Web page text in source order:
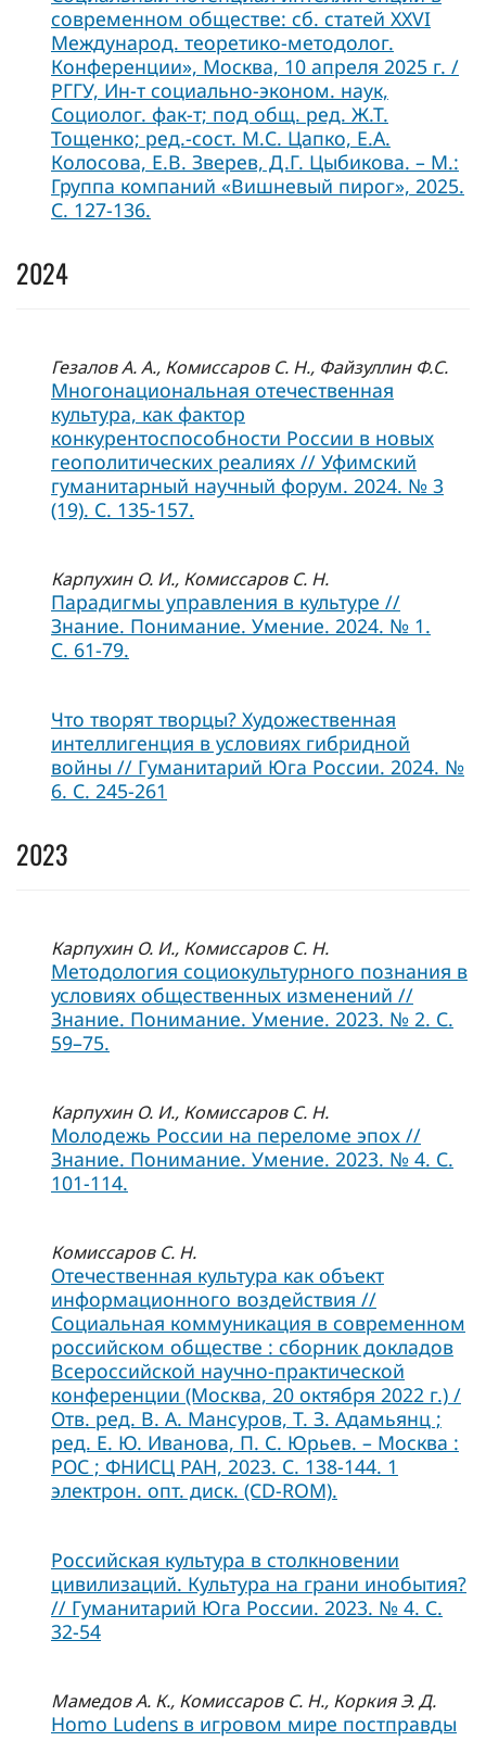
современном обществе: сб. статей XXVI
Международ. теоретико-методолог.
Конференции», Москва, 10 апреля 2025 г. /
РГГУ, Ин-т социально-эконом. наук,
Социолог. фак-т; под общ. ред. Ж.Т.
Тощенко; ред.-сост. М.С. Цапко, Е.А.
Колосова, Е.В. Зверев, Д.Г. Цыбикова. – М.:
Группа компаний «Вишневый пирог», 2025.
С. 127-136.
2024
Гезалов А. А., Комиссаров С. Н., Файзуллин Ф.С.
Многонациональная отечественная
культура, как фактор
конкурентоспособности России в новых
геополитических реалиях // Уфимский
гуманитарный научный форум. 2024. № 3
(19). С. 135-157.
Карпухин О. И., Комиссаров С. Н.
Парадигмы управления в культуре //
Знание. Понимание. Умение. 2024. № 1.
С. 61-79.
Что творят творцы? Художественная
интеллигенция в условиях гибридной
войны // Гуманитарий Юга России. 2024. №
6. С. 245-261
2023
Карпухин О. И., Комиссаров С. Н.
Методология социокультурного познания в
условиях общественных изменений //
Знание. Понимание. Умение. 2023. № 2. С.
59–75.
Карпухин О. И., Комиссаров С. Н.
Молодежь России на переломе эпох //
Знание. Понимание. Умение. 2023. № 4. С.
101-114.
Комиссаров С. Н.
Отечественная культура как объект
информационного воздействия //
Социальная коммуникация в современном
российском обществе : сборник докладов
Всероссийской научно-практической
конференции (Москва, 20 октября 2022 г.) /
Отв. ред. В. А. Мансуров, Т. З. Адамьянц ;
ред. Е. Ю. Иванова, П. С. Юрьев. – Москва :
РОС ; ФНИСЦ РАН, 2023. С. 138-144. 1
электрон. опт. диск. (CD-ROM).
Российская культура в столкновении
цивилизаций. Культура на грани инобытия?
// Гуманитарий Юга России. 2023. № 4. С.
32-54
Мамедов А. К., Комиссаров С. Н., Коркия Э. Д.
Homo Ludens в игровом мире постправды